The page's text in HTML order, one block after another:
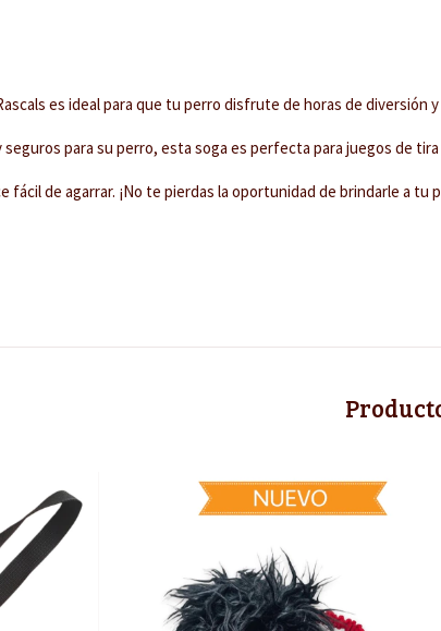
es ideal para que tu perro disfrute de horas de diversión
para su perro, esta soga es perfecta para juegos de
fácil de agarrar. ¡No te pierdas la oportunidad de brindarle a